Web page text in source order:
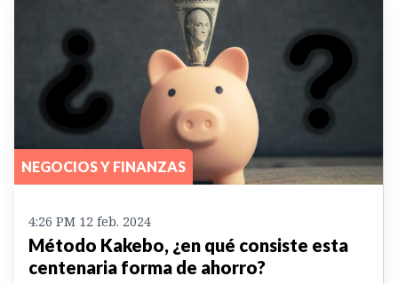
NEGOCIOS Y FINANZAS
4:26 PM 12 feb. 2024
Método Kakebo, ¿en qué consiste esta
centenaria forma de ahorro?